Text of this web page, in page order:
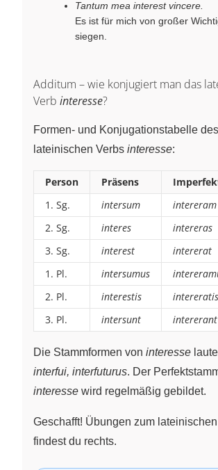
Tantum mea interest vincere.
Es ist für mich von großer
siegen.
Additum – wie konjugiert man das
Verb interesse?
Formen- und Konjugationstabelle des
lateinischen Verbs interesse:
Person Präsens
1. Sg.
intersum intereram
2. Sg.
interes intereras
3. Sg.
interest intererat
1. Pl.
intersumus
2. Pl.
interestis intereratis
3. Pl.
intersunt intererant
Die Stammformen von interesse
interfui, interfuturus. Der
interesse wird regelmäßig gebildet.
Geschafft! Übungen zum lateinischen
findest du rechts.